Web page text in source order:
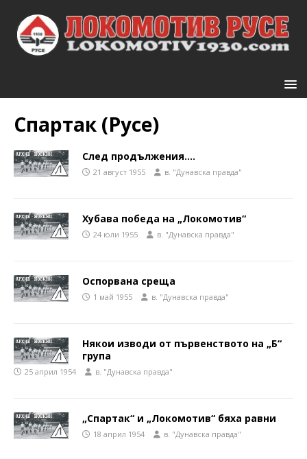
Спартак (Русе)
След продължения….
21 август 1955 в. "Дунавска правда"
Хубава победа на „Локомотив“
24 юли 1955 в. "Дунавска правда"
Оспорвана среща
1 май 1955 в. "Дунавска правда"
Някои изводи от първенството на „Б“
група
25 април 1954 в. "Дунавска правда"
„Спартак“ и „Локомотив“ бяха равни
18 април 1954 в. "Дунавска правда"